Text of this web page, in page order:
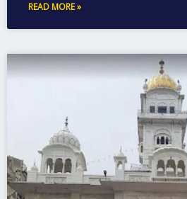
READ MORE »